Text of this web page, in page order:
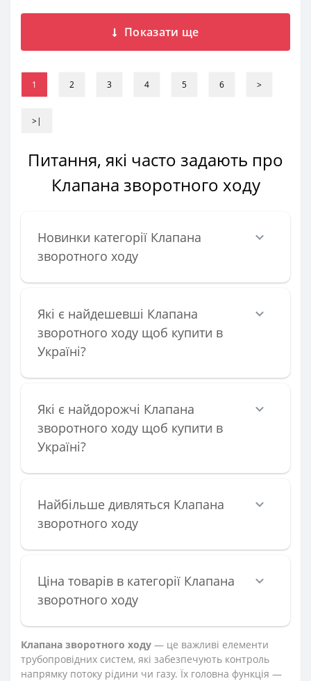
Показати ще
1 2 3 4 5 6 >
>|
Питання, які часто задають про
Клапана зворотного ходу
Новинки категорії Клапана
зворотного ходу
Які є найдешевші Клапана
зворотного ходу щоб купити в
Україні?
Які є найдорожчі Клапана
зворотного ходу щоб купити в
Україні?
Найбільше дивляться Клапана
зворотного ходу
Ціна товарів в категорії Клапана
зворотного ходу
Клапана зворотного ходу — це важливі елементи
трубопровідних систем, які забезпечують контроль
напрямку потоку рідини чи газу. Їх головна функція —